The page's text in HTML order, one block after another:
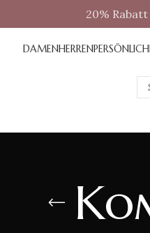
20%
DAMENHERREN